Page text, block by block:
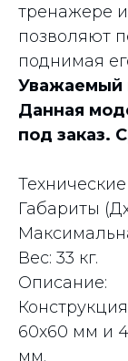
тренажере
позволяют
поднимая
Уважаемый
Данная
под заказ.
Габариты
Вес: 33 кг.
Описание:
60х60 мм и
мм.